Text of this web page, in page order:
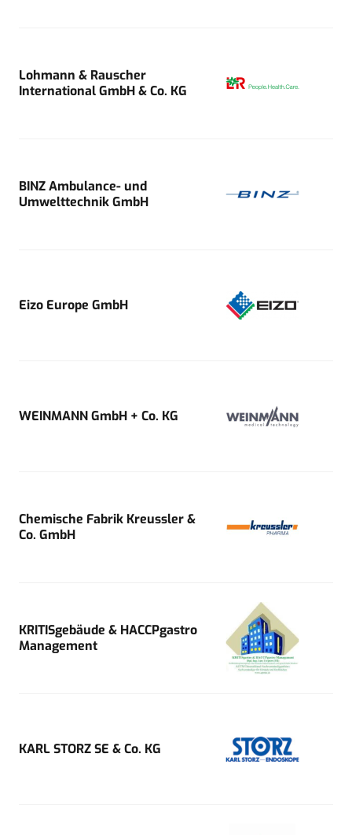
Lohmann & Rauscher
International GmbH & Co. KG
BINZ Ambulance- und
Umwelttechnik GmbH
Eizo Europe GmbH
WEINMANN GmbH + Co. KG
Chemische Fabrik Kreussler &
Co. GmbH
KRITISgebäude & HACCPgastro
Management
KARL STORZ SE & Co. KG